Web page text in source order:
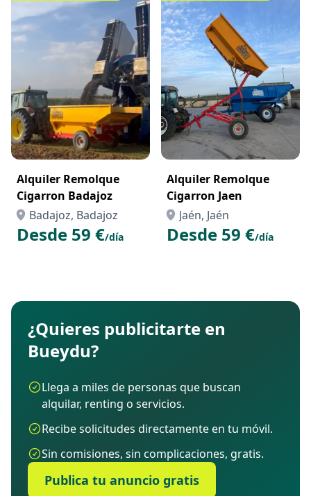
Alquiler Remolque
Cigarron Badajoz
Badajoz, Badajoz
Desde 59 €/día
Alquiler Remolque
Cigarron Jaen
Jaén, Jaén
Desde 59 €/día
¿Quieres publicitarte en
Bueydu?
Llega a miles de personas que buscan
alquilar, renting o servicios.
Recibe solicitudes directamente en tu móvil.
Sin comisiones, sin complicaciones, gratis.
Publica tu anuncio gratis